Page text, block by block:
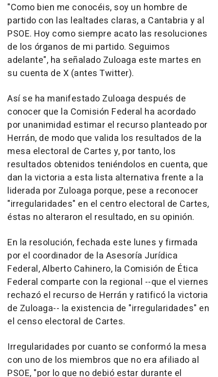
"Como bien me conocéis, soy un hombre de
partido con las lealtades claras, a Cantabria y al
PSOE. Hoy como siempre acato las resoluciones
de los órganos de mi partido. Seguimos
adelante", ha señalado Zuloaga este martes en
su cuenta de X (antes Twitter).
Así se ha manifestado Zuloaga después de
conocer que la Comisión Federal ha acordado
por unanimidad estimar el recurso planteado por
Herrán, de modo que valida los resultados de la
mesa electoral de Cartes y, por tanto, los
resultados obtenidos teniéndolos en cuenta, que
dan la victoria a esta lista alternativa frente a la
liderada por Zuloaga porque, pese a reconocer
"irregularidades" en el centro electoral de Cartes,
éstas no alteraron el resultado, en su opinión.
En la resolución, fechada este lunes y firmada
por el coordinador de la Asesoría Jurídica
Federal, Alberto Cahinero, la Comisión de Ética
Federal comparte con la regional --que el viernes
rechazó el recurso de Herrán y ratificó la victoria
de Zuloaga-- la existencia de "irregularidades" en
el censo electoral de Cartes.
Irregularidades por cuanto se conformó la mesa
con uno de los miembros que no era afiliado al
PSOE, "por lo que no debió estar durante el